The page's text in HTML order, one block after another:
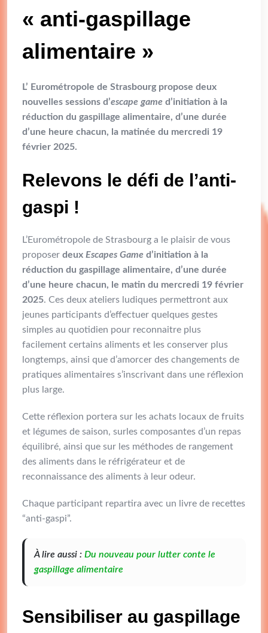
« anti-gaspillage
alimentaire »
L’ Eurométropole de Strasbourg propose deux
nouvelles sessions d’escape game d’initiation à la
réduction du gaspillage alimentaire, d’une durée
d’une heure chacun, la matinée du mercredi 19
février 2025.
Relevons le défi de l’anti-
gaspi !
L’Eurométropole de Strasbourg a le plaisir de vous
proposer deux Escapes Game d’initiation à la
réduction du gaspillage alimentaire, d’une durée
d’une heure chacun, le matin du mercredi 19 février
2025. Ces deux ateliers ludiques permettront aux
jeunes participants d’effectuer quelques gestes
simples au quotidien pour reconnaitre plus
facilement certains aliments et les conserver plus
longtemps, ainsi que d’amorcer des changements de
pratiques alimentaires s’inscrivant dans une réflexion
plus large.
Cette réflexion portera sur les achats locaux de fruits
et légumes de saison, surles composantes d’un repas
équilibré, ainsi que sur les méthodes de rangement
des aliments dans le réfrigérateur et de
reconnaissance des aliments à leur odeur.
Chaque participant repartira avec un livre de recettes
“anti-gaspi”.
À lire aussi : Du nouveau pour lutter conte le
gaspillage alimentaire
Sensibiliser au gaspillage